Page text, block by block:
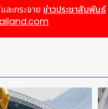
ะกระจาย ข่าวประชาสัมพันธ์